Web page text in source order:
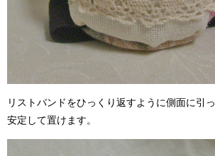
リストバンドをひっくり返すように側面に引
安定して置けます。